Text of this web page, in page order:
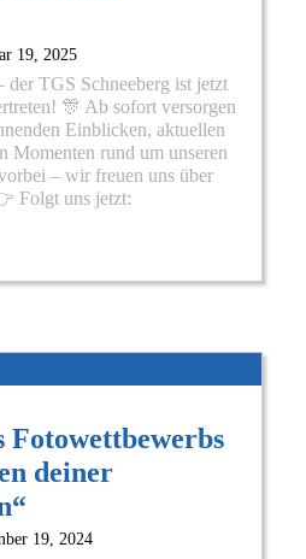
19, 2025
der TGS Schneeberg ist jetzt
🎊 Ab sofort versorgen
Einblicken, aktuellen
Momenten rund um unseren
– wir freuen uns über
Folgt uns jetzt:
Fotowettbewerbs
deiner
19, 2024